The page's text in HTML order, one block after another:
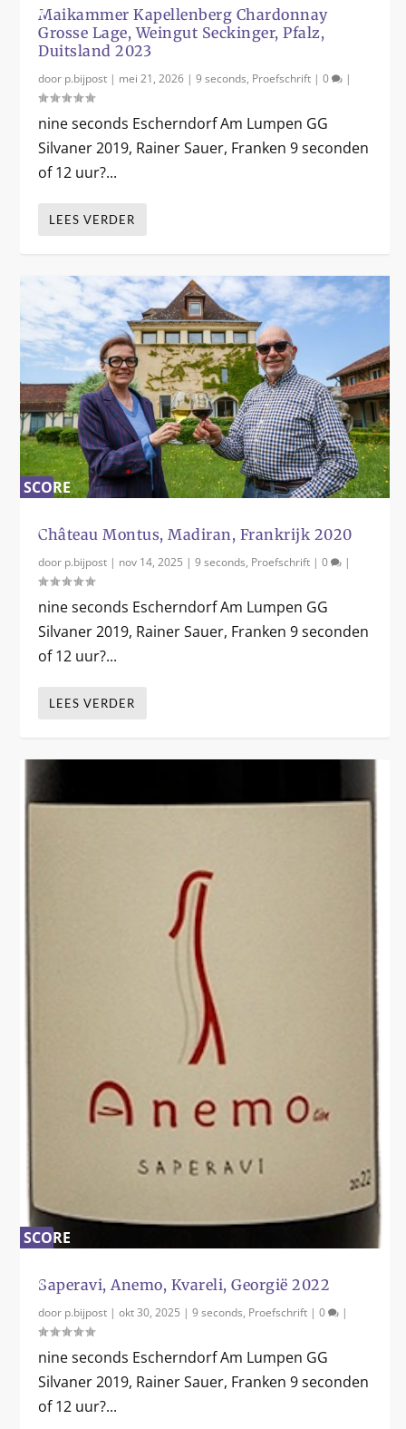
%
Maikammer Kapellenberg Chardonnay
Grosse Lage, Weingut Seckinger, Pfalz,
Duitsland 2023
door p.bijpost | mei 21, 2026 |9 seconds, Proefschrift |0 |
nine seconds Escherndorf Am Lumpen GG
Silvaner 2019, Rainer Sauer, Franken 9 seconden
of 12 uur?...
LEES VERDER
SCORE
%
Château Montus, Madiran, Frankrijk 2020
door p.bijpost | nov 14, 2025 |9 seconds, Proefschrift |0 |
nine seconds Escherndorf Am Lumpen GG
Silvaner 2019, Rainer Sauer, Franken 9 seconden
of 12 uur?...
LEES VERDER
SCORE
%
Saperavi, Anemo, Kvareli, Georgië 2022
door p.bijpost |okt 30, 2025 |9 seconds, Proefschrift |0 |
nine seconds Escherndorf Am Lumpen GG
Silvaner 2019, Rainer Sauer, Franken 9 seconden
of 12 uur?...